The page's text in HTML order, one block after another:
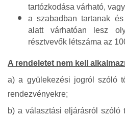
tartózkodása várható, vagy
a szabadban tartanak
alatt várhatóan lesz
résztvevők létszáma az
A rendeletet nem kell
a) a gyülekezési jogról szóló
rendezvényekre;
b) a választási eljárásról szóló